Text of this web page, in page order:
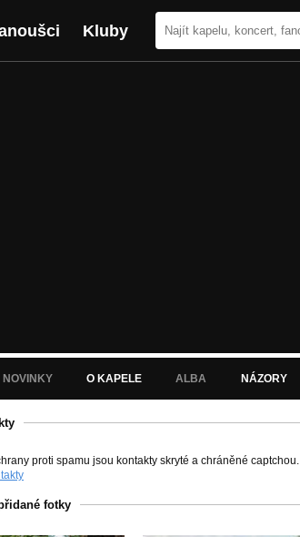
Kluby
NOVINKY O KAPELE ALBA NÁZORY
proti spamu jsou kontakty skryté a chráněné captchou.
fotky